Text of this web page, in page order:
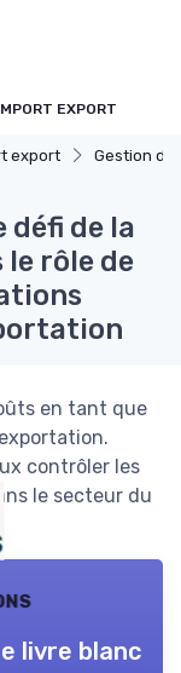
EXPORT
export Gestion
défi de la
rôle de
en tant que
contrôler les
le secteur du
livre blanc